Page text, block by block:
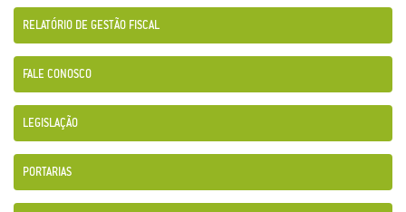
RELATÓRIO DE GESTÃO FISCAL
FALE CONOSCO
LEGISLAÇÃO
PORTARIAS